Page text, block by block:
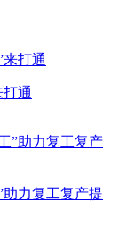
通
力复工复产提